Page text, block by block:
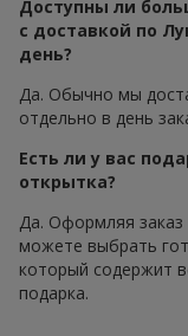
Доступны ли
с доставкой по
день?
Да. Обычно мы
отдельно в день
Есть ли у вас
открытка?
Да. Оформляя заказ
можете выбрать
который содержит
подарка.